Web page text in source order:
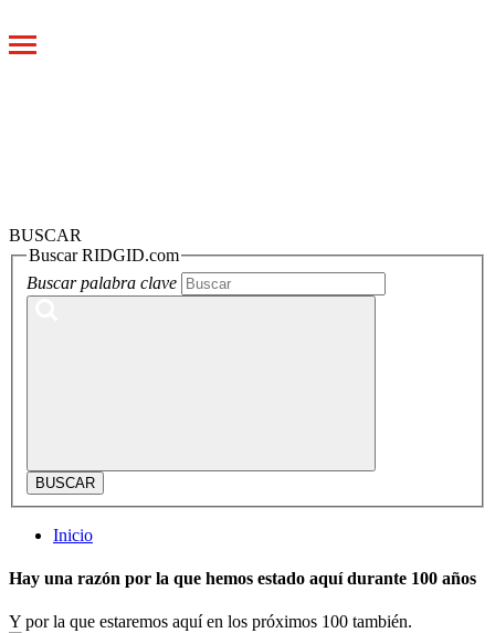
Toggle
BUSCAR
Buscar RIDGID.com
Buscar palabra clave
BUSCAR
Inicio
Hay una razón por la que hemos estado aquí durante 100 años
Y por la que estaremos aquí en los próximos 100 también.